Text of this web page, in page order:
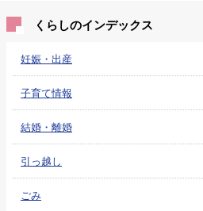
くらしのインデックス
妊娠・出産
子育て情報
結婚・離婚
引っ越し
ごみ